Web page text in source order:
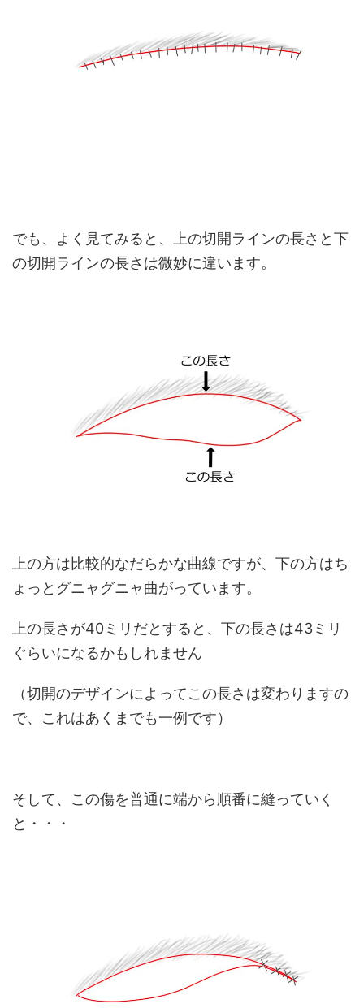
でも、よく見てみると、上の切開ラインの長さと下
の切開ラインの長さは微妙に違います。
上の方は比較的なだらかな曲線ですが、下の方はち
ょっとグニャグニャ曲がっています。
上の長さが40ミリだとすると、下の長さは43ミリ
ぐらいになるかもしれません
（切開のデザインによってこの長さは変わりますの
で、これはあくまでも一例です）
そして、この傷を普通に端から順番に縫っていく
と・・・